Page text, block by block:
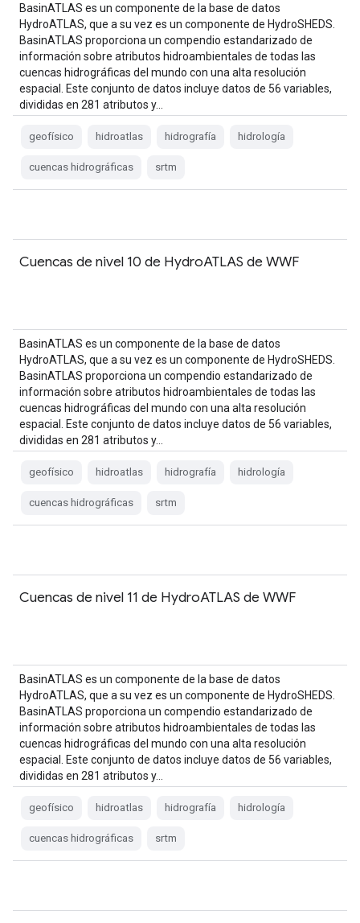
BasinATLAS es un componente de la base de datos
HydroATLAS, que a su vez es un componente de HydroSHEDS.
BasinATLAS proporciona un compendio estandarizado de
información sobre atributos hidroambientales de todas las
cuencas hidrográficas del mundo con una alta resolución
espacial. Este conjunto de datos incluye datos de 56 variables,
divididas en 281 atributos y…
geofísico hidroatlas hidrografía hidrología
cuencas hidrográficas srtm
Cuencas de nivel 10 de HydroATLAS de WWF
BasinATLAS es un componente de la base de datos
HydroATLAS, que a su vez es un componente de HydroSHEDS.
BasinATLAS proporciona un compendio estandarizado de
información sobre atributos hidroambientales de todas las
cuencas hidrográficas del mundo con una alta resolución
espacial. Este conjunto de datos incluye datos de 56 variables,
divididas en 281 atributos y…
geofísico hidroatlas hidrografía hidrología
cuencas hidrográficas srtm
Cuencas de nivel 11 de HydroATLAS de WWF
BasinATLAS es un componente de la base de datos
HydroATLAS, que a su vez es un componente de HydroSHEDS.
BasinATLAS proporciona un compendio estandarizado de
información sobre atributos hidroambientales de todas las
cuencas hidrográficas del mundo con una alta resolución
espacial. Este conjunto de datos incluye datos de 56 variables,
divididas en 281 atributos y…
geofísico hidroatlas hidrografía hidrología
cuencas hidrográficas srtm